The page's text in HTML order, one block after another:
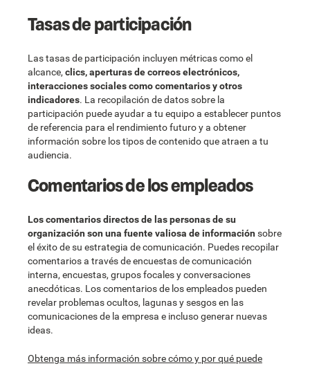
Tasas de participación
Las tasas de participación incluyen métricas como el
alcance, clics, aperturas de correos electrónicos,
interacciones sociales como comentarios y otros
indicadores. La recopilación de datos sobre la
participación puede ayudar a tu equipo a establecer puntos
de referencia para el rendimiento futuro y a obtener
información sobre los tipos de contenido que atraen a tu
audiencia.
Comentarios de los empleados
Los comentarios directos de las personas de su
organización son una fuente valiosa de información sobre
el éxito de su estrategia de comunicación. Puedes recopilar
comentarios a través de encuestas de comunicación
interna, encuestas, grupos focales y conversaciones
anecdóticas. Los comentarios de los empleados pueden
revelar problemas ocultos, lagunas y sesgos en las
comunicaciones de la empresa e incluso generar nuevas
ideas.
Obtenga más información sobre cómo y por qué puede